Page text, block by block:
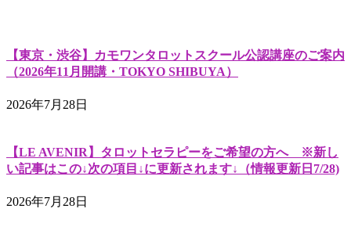
【東京・渋谷】カモワンタロットスクール公認講座のご案内
（2026年11月開講・TOKYO SHIBUYA）
2026年7月28日
【LE AVENIR】タロットセラピーをご希望の方へ ※新し
い記事はこの↓次の項目↓に更新されます↓（情報更新日7/28)
2026年7月28日